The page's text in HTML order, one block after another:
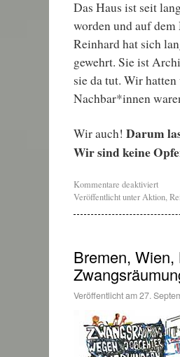
Das Haus ist seit
worden und auf
Reinhard hat sich
gewehrt. Sie ist
sie da tut. Wir
Nachbar*innen
Wir auch! Darum
Wir sind keine
Kommentare deaktiviert
Veröffentlicht unterAktion,
Bremen,
Veröffentlicht am27.